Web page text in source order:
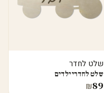
שלט לחדר
שלט לחדרי ילדים
₪89